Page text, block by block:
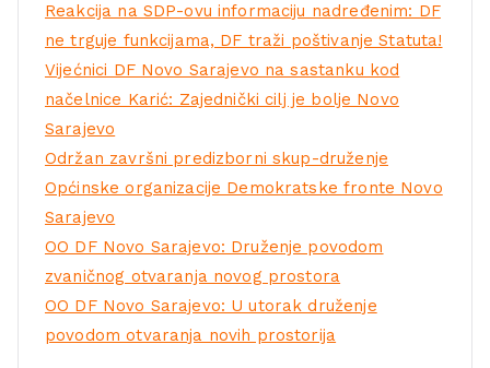
Reakcija na SDP-ovu informaciju nadređenim: DF
ne trguje funkcijama, DF traži poštivanje Statuta!
Vijećnici DF Novo Sarajevo na sastanku kod
načelnice Karić: Zajednički cilj je bolje Novo
Sarajevo
Održan završni predizborni skup-druženje
Općinske organizacije Demokratske fronte Novo
Sarajevo
OO DF Novo Sarajevo: Druženje povodom
zvaničnog otvaranja novog prostora
OO DF Novo Sarajevo: U utorak druženje
povodom otvaranja novih prostorija